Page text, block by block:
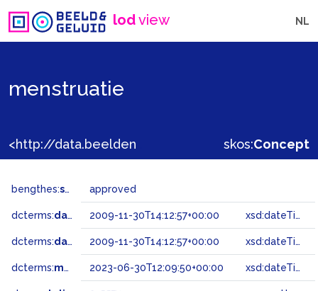
lodview NL
menstruatie
skos:Concept
bengthes:status approved
dcterms:dateAccepted 2009-11-30T14:12:57+00:00 xsd:dateTime
dcterms:dateSubmitted 2009-11-30T14:12:57+00:00 xsd:dateTime
dcterms:modified 2023-06-30T12:09:50+00:00 xsd:dateTime